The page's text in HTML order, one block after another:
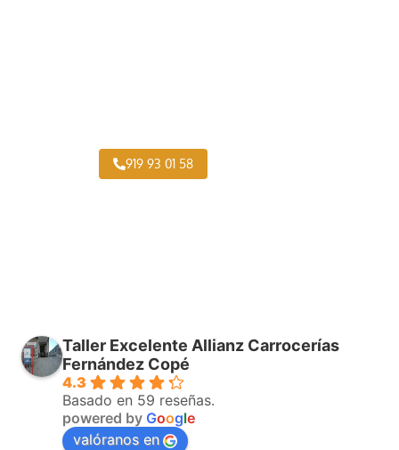
919 93 01 58
Taller Excelente Allianz Carrocerías
Fernández Copé
4.3
Basado en 59 reseñas.
powered by Google
valóranos en